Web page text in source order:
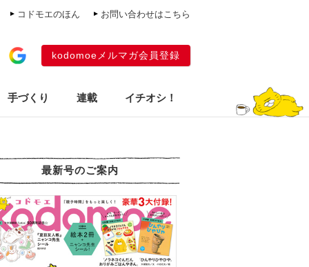
コドモエのほん お問い合わせはこちら
kodomoeメルマガ会員登録
手づくり 連載 イチオシ！
最新号のご案内